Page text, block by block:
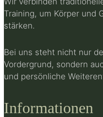
Training, um Körper und
stärken.
Bei uns steht nicht nur
Vordergrund, sondern
und persönliche
Informationen